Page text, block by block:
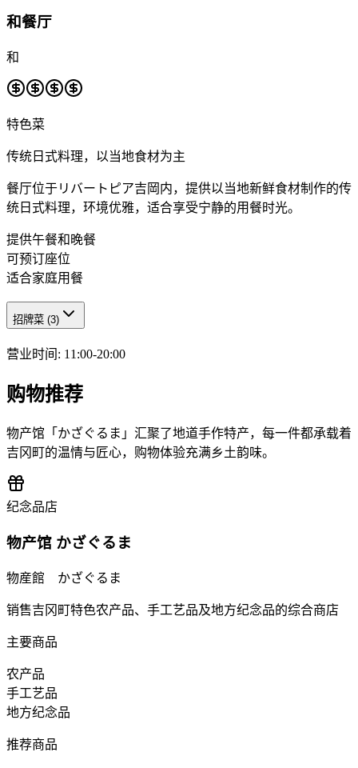
和餐厅
和
特色菜
传统日式料理，以当地食材为主
餐厅位于リバートピア吉岡内，提供以当地新鲜食材制作的传
统日式料理，环境优雅，适合享受宁静的用餐时光。
提供午餐和晚餐
可预订座位
适合家庭用餐
招牌菜 (3)
营业时间 : 11:00-20:00
购物推荐
物产馆「かざぐるま」汇聚了地道手作特产，每一件都承载着
吉冈町的温情与匠心，购物体验充满乡土韵味。
纪念品店
物产馆 かざぐるま
物産館 かざぐるま
销售吉冈町特色农产品、手工艺品及地方纪念品的综合商店
主要商品
农产品
手工艺品
地方纪念品
推荐商品